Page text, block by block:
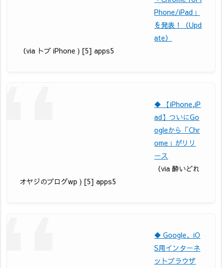
Phone/iPad」
を発表！（Upd
ate）
（via トブ iPhone ) [5] apps5
◆ 【iPhone,iP
ad】ついにGo
ogleから「Chr
ome」がリリ
ース
（via 酔いどれ
オヤジのブログwp ) [5] apps5
◆ Google、iO
S用インターネ
ットブラウザ